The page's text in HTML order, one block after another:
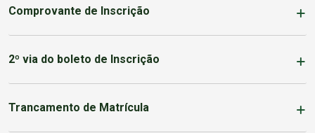
Comprovante de Inscrição
2º via do boleto de Inscrição
Trancamento de Matrícula